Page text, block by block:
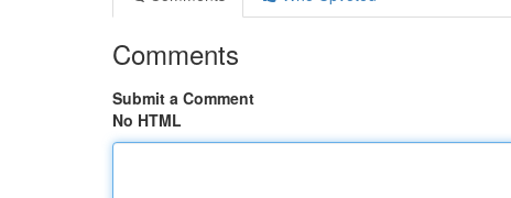
Comments
Submit a Comment
No HTML